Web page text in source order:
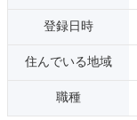
登録日時
住んでいる地域
職種